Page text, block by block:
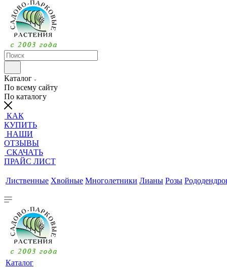
Каталог
По всему сайту
По каталогу
КАК
КУПИТЬ
НАШИ
ОТЗЫВЫ
СКАЧАТЬ
ПРАЙС ЛИСТ
Лиственные Хвойные Многолетники Лианы Розы
Каталог